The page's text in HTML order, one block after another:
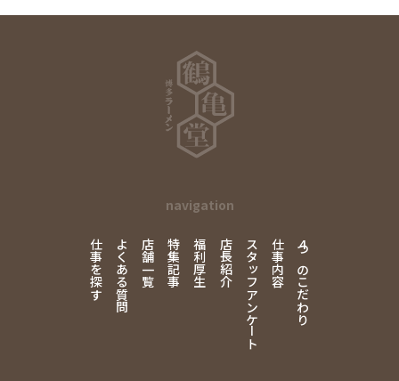
navigation
4
つのこだわり
仕事内容
スタッフアンケート
店長紹介
福利厚生
特集記事
店舗一覧
よくある質問
仕事を探す